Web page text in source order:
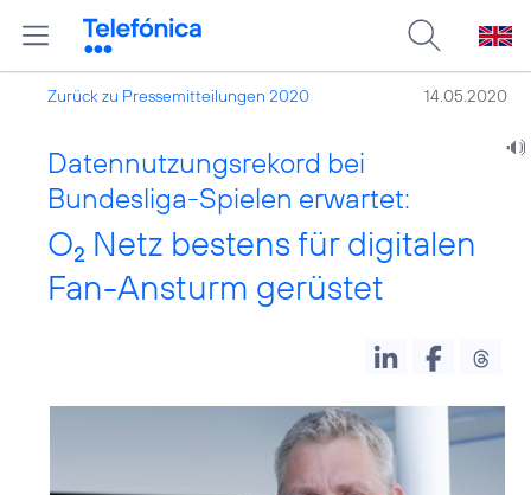
Zurück zu Pressemitteilungen 2020 14.05.2020
Datennutzungsrekord bei
Bundesliga-Spielen erwartet:
O2 Netz bestens für digitalen
Fan-Ansturm gerüstet